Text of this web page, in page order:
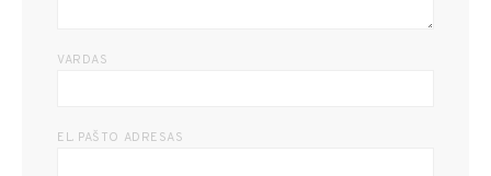
VARDAS
EL. PAŠTO ADRESAS